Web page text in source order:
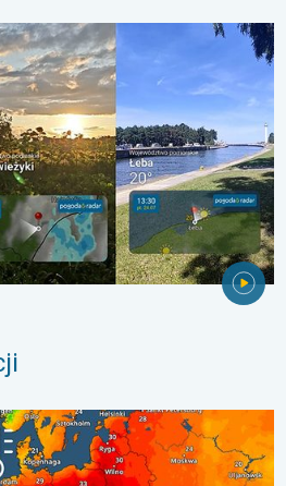
w sierpniu?. . . środa, 29
ciepłe. Do blisko 30